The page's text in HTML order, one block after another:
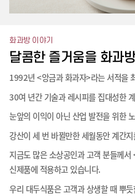
화과방 이야기
달콤한 즐거움을 화과
1992년 <앙금과 화과자>라는 서적을
30여 년간 기술과 레시피를 집대성한
눈앞의 이익이 아닌 산업 발전을 위한
강산이 세 번 바뀔만한 세월동안 계간
지금도 많은 소상공인과 고객 분들께
신제품에 적용하고 있습니다.
우리 대두식품은 고객과 상생할 때 뿌